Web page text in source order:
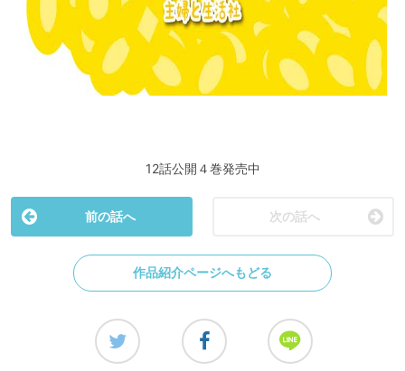
12話公開４巻発売中
前の話へ 次の話へ
作品紹介ページへもどる